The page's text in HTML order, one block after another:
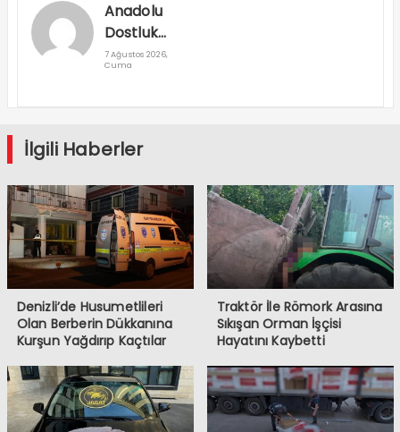
Anadolu
Dostluk
Rallisi
7 Ağustos 2026,
Cuma
İlgili Haberler
Denizli’de Husumetlileri
Olan Berberin Dükkanına
Kurşun Yağdırıp Kaçtılar
Traktör İle Römork Arasına
Sıkışan Orman İşçisi
Hayatını Kaybetti